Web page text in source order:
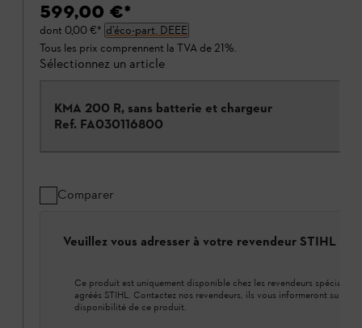
599,00 €*
dont 0,00 €* d’éco-part. DEEE
Tous les prix comprennent la TVA de 21%.
Sélectionnez un article
KMA 200 R, sans batterie et chargeur
Ref. FA030116800
Comparer
Veuillez vous adresser à votre revendeur STIHL
Ce produit est uniquement disponible chez les revendeurs spécialisés
agréés STIHL. Contactez nos revendeurs, ils vous informeront sur la
disponibilité de ce produit.